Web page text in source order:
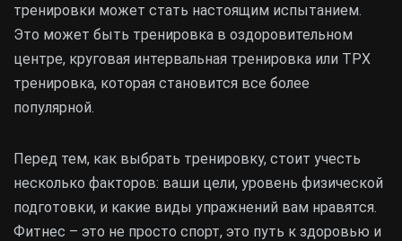
тренировки может стать настоящим испытанием.
Это может быть тренировка в оздоровительном
центре, круговая интервальная тренировка или ТРХ
тренировка, которая становится все более
популярной.
Перед тем, как выбрать тренировку, стоит учесть
несколько факторов: ваши цели, уровень физической
подготовки, и какие виды упражнений вам нравятся.
Фитнес – это не просто спорт, это путь к здоровью и